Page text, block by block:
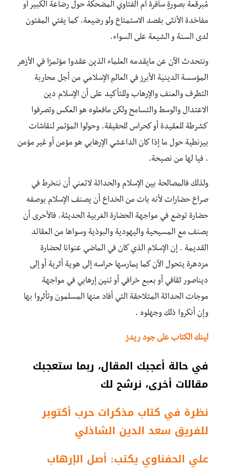
مُبرقعة بصورةٍ سافرة أم الفتاوي المضحكة حول رضاعة الكبير أو
مفاخدة الأنثى بقصد الاستمتاع ولو رضيعة. كما يفتي المفتون
لدى السنة و الشيعة على السواء.
ونتحدث الآن عن مايقدمه العلماء الذين عقدوا مؤتمرًا في الأزهر
المؤسسة الدينية الأبرز في العالم الإسلامي من أجل محاربة
التطرف والعنف والإرهاب وللتأكيد على أن الإسلام دين
الاعتدال والوسط والتسامح ولكن مافعلوه هو العكس وتصرفوا
كشرطة للعقيدة أو كحراس للحقيقة. وحولوا المؤتمر لنقاشات
بيزنطية حول ما إذا كان الداعشي الإرهابي هو مؤمن أو غير مؤمن
. فيا لها من نصيحة.
ولذلك فالمصالحة بين الإسلام والحداثة لاتعني أن ننخرط في
صراع حضارات لأنه بات من الخداع أن يصنف الإسلام بوصفه
حضارة توضع في مواجهة الحضارة الغربية الحديثة. فالأحرى أن
يصنف مع المسيحية واليهودية والبوذية وسواها من العقائد
القديمة . إن الإسلام الذي كان في الماضي عنوانا لحضارة
مزدهرة يتحول الآن كما يمارسها حراسه إلى هوية أثرية أو إلى
ديناصور ثقافي أو بعبع خرافي أو تنين إرهابي في مواجهة
موجات الحداثة المتلاحقة التي أفاد منها المسلمون وتأثروا بها
وإن أنكروا ذلك وجهلوه .
لينك الكتاب على جود ريدز
في حالة أعجبك المقال، ربما ستعجبك
مقالات أخرى، نرشح لك
نظرة في كتاب مذكرات حرب أكتوبر
للفريق سعد الدين الشاذلي
علي الحفناوي يكتب: أصل الإرهاب